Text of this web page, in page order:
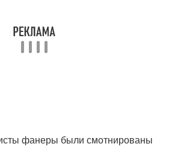
фанеры были смотнированы